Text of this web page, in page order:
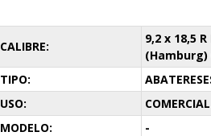
CALIBRE:
9,2 x 18,5
TIPO:
USO:
COMERCIAL
MODELO:
-